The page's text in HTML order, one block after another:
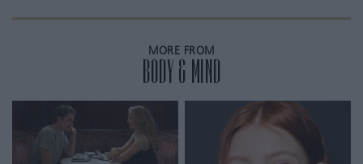
MORE FROM
BODY & MIND